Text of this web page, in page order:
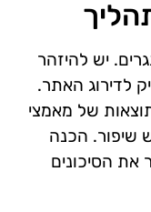
יש להיזהר
לדירוג האתר.
של מאמצי
שיפור. הכנה
את הסיכונים